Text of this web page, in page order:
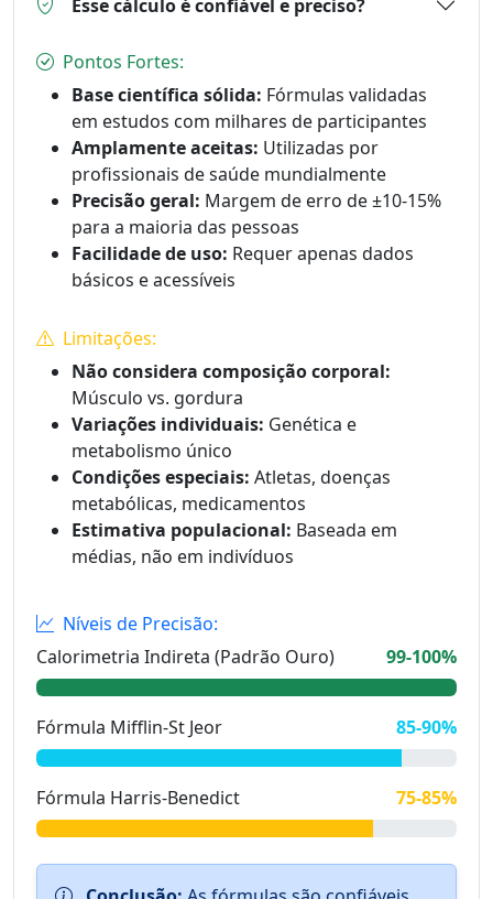
Esse cálculo é confiável e preciso?
Pontos Fortes:
Base científica sólida: Fórmulas validadas
em estudos com milhares de participantes
Amplamente aceitas: Utilizadas por
profissionais de saúde mundialmente
Precisão geral: Margem de erro de ±10-15%
para a maioria das pessoas
Facilidade de uso: Requer apenas dados
básicos e acessíveis
Limitações:
Não considera composição corporal:
Músculo vs. gordura
Variações individuais: Genética e
metabolismo único
Condições especiais: Atletas, doenças
metabólicas, medicamentos
Estimativa populacional: Baseada em
médias, não em indivíduos
Níveis de Precisão:
Calorimetria Indireta (Padrão Ouro)
99-100%
Fórmula Mifflin-St Jeor 85-90%
Fórmula Harris-Benedict 75-85%